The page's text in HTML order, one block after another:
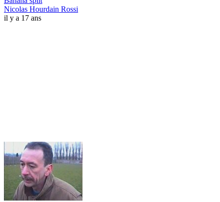
Nicolas Hourdain Rossi
il y a 17 ans